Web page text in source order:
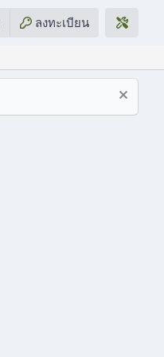
ลงทะเบียน